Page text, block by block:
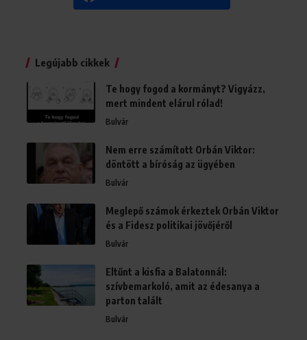
Legújabb cikkek
Te hogy fogod a kormányt? Vigyázz,
mert mindent elárul rólad!
Bulvár
Nem erre számított Orbán Viktor:
döntött a bíróság az ügyében
Bulvár
Meglepő számok érkeztek Orbán Viktor
és a Fidesz politikai jövőjéről
Bulvár
Eltűnt a kisfia a Balatonnál:
szívbemarkoló, amit az édesanya a
parton talált
Bulvár